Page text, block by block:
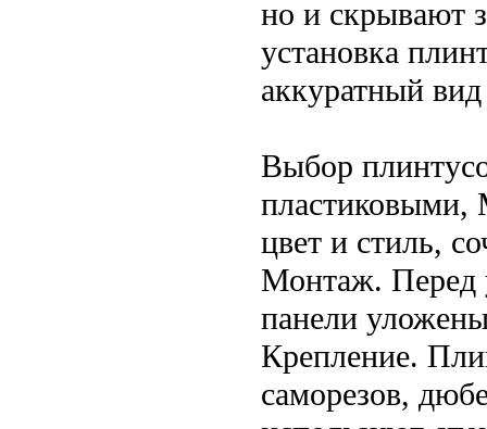
но и скрывают
установка
аккуратный
Выбор
цвет и стиль,
Монтаж. Перед
панели
Крепление.
саморезов,